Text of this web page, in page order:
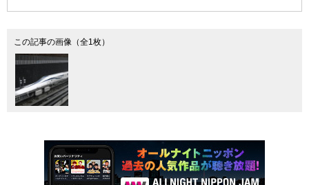
この記事の画像（全1枚）